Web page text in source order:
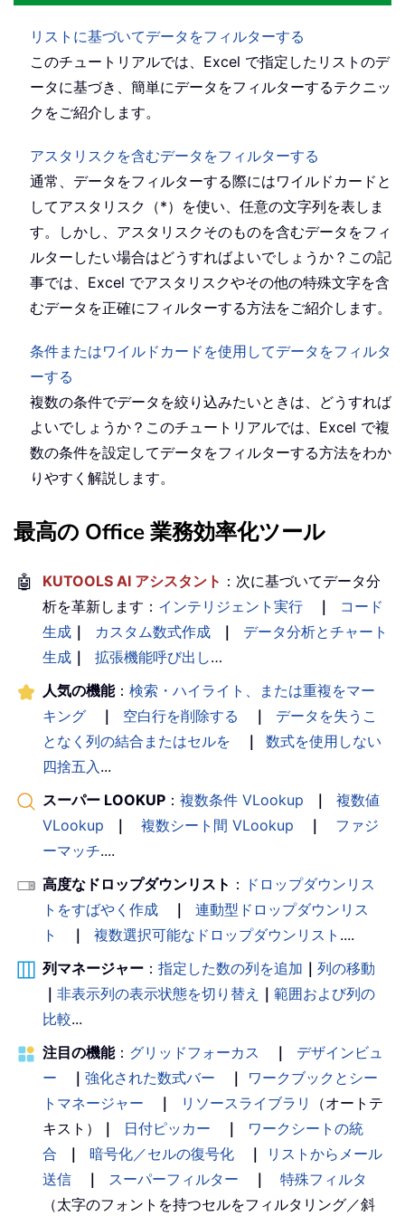
リストに基づいてデータをフィルターする
このチュートリアルでは、Excel で指定したリストのデ
ータに基づき、簡単にデータをフィルターするテクニッ
クをご紹介します。
アスタリスクを含むデータをフィルターする
通常、データをフィルターする際にはワイルドカードと
してアスタリスク（*）を使い、任意の文字列を表しま
す。しかし、アスタリスクそのものを含むデータをフィ
ルターしたい場合はどうすればよいでしょうか？この記
事では、Excel でアスタリスクやその他の特殊文字を含
むデータを正確にフィルターする方法をご紹介します。
条件またはワイルドカードを使用してデータをフィルタ
ーする
複数の条件でデータを絞り込みたいときは、どうすれば
よいでしょうか？このチュートリアルでは、Excel で複
数の条件を設定してデータをフィルターする方法をわか
りやすく解説します。
最高の Office 業務効率化ツール
🤖 KUTOOLS AI アシスタント ：次に基づいてデータ分
析を革新します： インテリジェント実行 ｜
コード
生成 ｜ カスタム数式作成 ｜
データ分析とチャート
生成 ｜ 拡張機能呼び出し…
人気の機能： 検索・ハイライト、または重複をマー
キング
｜ 空白行を削除する ｜
データを失うこ
となく列の結合またはセルを
｜
数式を使用しない
四捨五入...
スーパー LOOKUP ： 複数条件 VLookup ｜
複数値
VLookup
｜ 複数シート間 VLookup ｜
ファジ
ーマッチ....
高度なドロップダウンリスト ： ドロップダウンリス
トをすばやく作成
｜
連動型ドロップダウンリス
ト
｜ 複数選択可能なドロップダウンリスト ....
列マネージャー ： 指定した数の列を追加 ｜ 列の移動
｜ 非表示列の表示状態を切り替え ｜ 範囲および列の
比較...
注目の機能： グリッドフォーカス ｜
デザインビュ
ー
｜ 強化された数式バー ｜
ワークブックとシー
トマネージャー
｜ リソースライブラリ
（オートテ
キスト）
｜ 日付ピッカー ｜
ワークシートの統
合
｜ 暗号化／セルの復号化 ｜
リストからメール
送信
｜ スーパーフィルター ｜
特殊フィルタ
（太字のフォントを持つセルをフィルタリング／斜